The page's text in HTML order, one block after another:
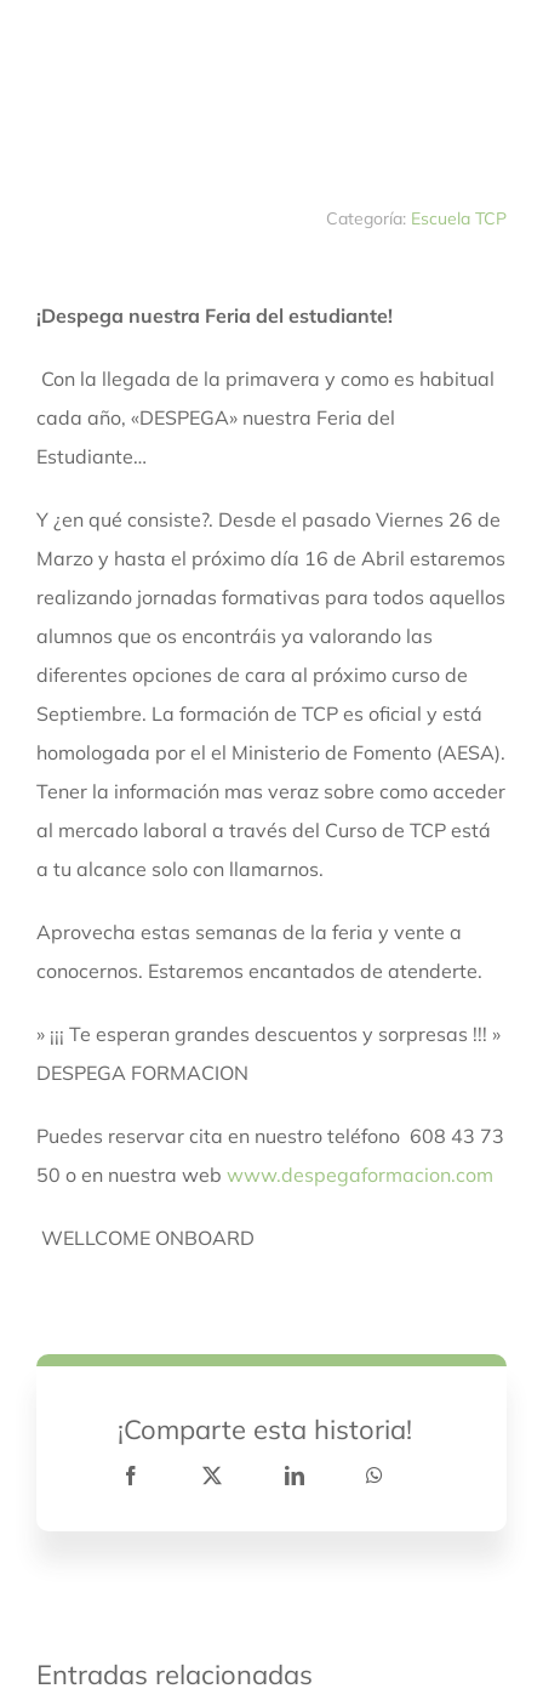
Categoría: Escuela TCP
¡Despega nuestra Feria del estudiante!
Con la llegada de la primavera y como es habitual
cada año, «DESPEGA» nuestra Feria del
Estudiante…
Y ¿en qué consiste?. Desde el pasado Viernes 26 de
Marzo y hasta el próximo día 16 de Abril estaremos
realizando jornadas formativas para todos aquellos
alumnos que os encontráis ya valorando las
diferentes opciones de cara al próximo curso de
Septiembre. La formación de TCP es oficial y está
homologada por el el Ministerio de Fomento (AESA).
Tener la información mas veraz sobre como acceder
al mercado laboral a través del Curso de TCP está
a tu alcance solo con llamarnos.
Aprovecha estas semanas de la feria y vente a
conocernos. Estaremos encantados de atenderte.
» ¡¡¡ Te esperan grandes descuentos y sorpresas !!! »
DESPEGA FORMACION
Puedes reservar cita en nuestro teléfono 608 43 73
50 o en nuestra web www.despegaformacion.com
WELLCOME ONBOARD
¡Comparte esta historia!
Entradas relacionadas